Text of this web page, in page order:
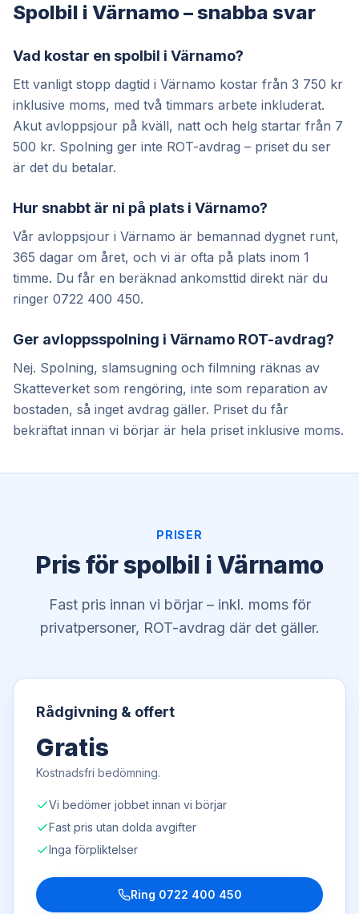
Spolbil i Värnamo – snabba svar
Vad kostar en spolbil i Värnamo?
Ett vanligt stopp dagtid i Värnamo kostar från 3 750 kr
inklusive moms, med två timmars arbete inkluderat.
Akut avloppsjour på kväll, natt och helg startar från 7
500 kr. Spolning ger inte ROT-avdrag – priset du ser
är det du betalar.
Hur snabbt är ni på plats i Värnamo?
Vår avloppsjour i Värnamo är bemannad dygnet runt,
365 dagar om året, och vi är ofta på plats inom 1
timme. Du får en beräknad ankomsttid direkt när du
ringer 0722 400 450.
Ger avloppsspolning i Värnamo ROT-avdrag?
Nej. Spolning, slamsugning och filmning räknas av
Skatteverket som rengöring, inte som reparation av
bostaden, så inget avdrag gäller. Priset du får
bekräftat innan vi börjar är hela priset inklusive moms.
PRISER
Pris för spolbil i Värnamo
Fast pris innan vi börjar – inkl. moms för
privatpersoner, ROT-avdrag där det gäller.
Rådgivning & offert
Gratis
Kostnadsfri bedömning.
Vi bedömer jobbet innan vi börjar
Fast pris utan dolda avgifter
Inga förpliktelser
Ring 0722 400 450